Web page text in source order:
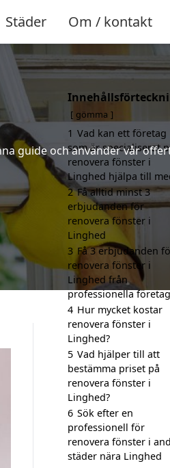
Städer Om / kontakt
guide och använder vår
gömma
1 Vad kan ett företag
som är specialiserat
renovera fönster i
Linghed hjälpa till
2 Få alltid minst 3
erbjudanden för
renovera fönster i
Linghed
3 Få 3 erbjudanden
renovera fönster i
Linghed från
professionella företag
4 Hur mycket kostar
renovera fönster i
Linghed?
5 Vad hjälper till att
bestämma priset på
renovera fönster i
Linghed?
6 Sök efter en
professionell för
renovera fönster i
städer nära Linghed